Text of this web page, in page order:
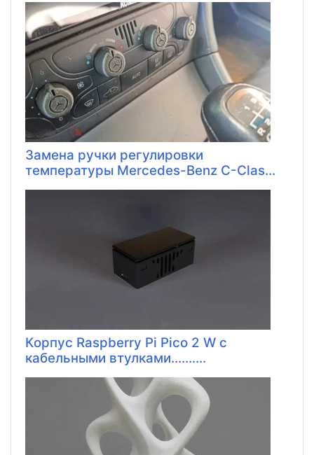
Замена ручки регулировки
температуры Mercedes-Benz C-Clas...
Корпус Raspberry Pi Pico 2 W с
кабельными втулками..........